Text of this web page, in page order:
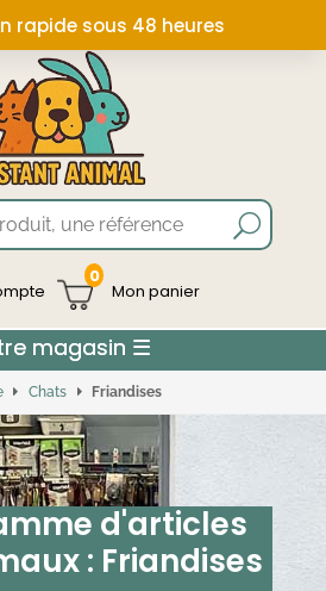
pour toutes questions
0
Chats Friandises
d'articles
: Friandises